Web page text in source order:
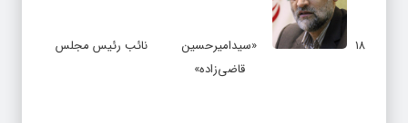
۱۸
«سیدامیرحسین
قاضی‌زاده»
نائب رئیس مجلس